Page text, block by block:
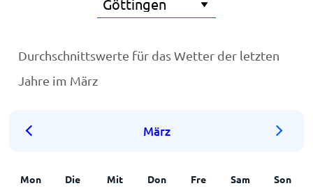
Durchschnittswerte für das Wetter der letzten
Jahre im März
März
Mon Die Mit Don Fre Sam Son